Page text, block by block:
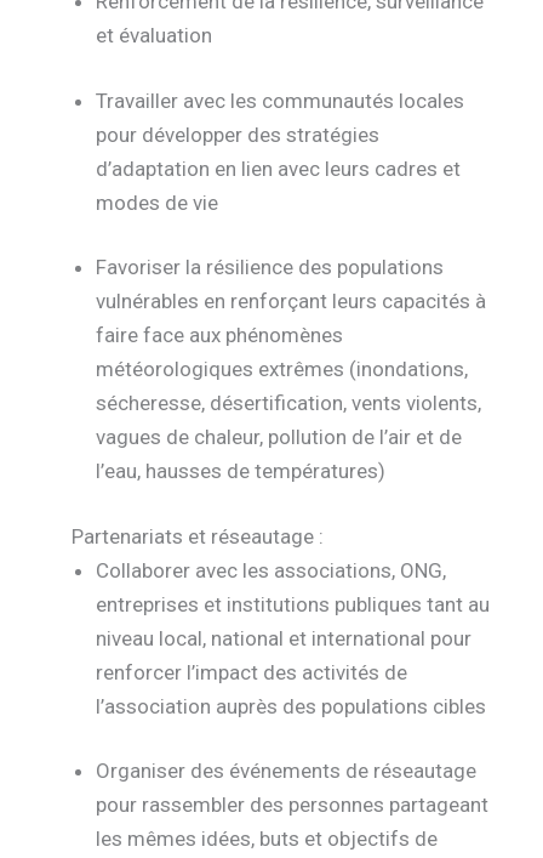
et évaluation
Travailler avec les communautés locales
pour développer des stratégies
d’adaptation en lien avec leurs cadres et
modes de vie
Favoriser la résilience des populations
vulnérables en renforçant leurs capacités à
faire face aux phénomènes
météorologiques extrêmes (inondations,
sécheresse, désertification, vents violents,
vagues de chaleur, pollution de l’air et de
l’eau, hausses de températures)
Partenariats et réseautage :
Collaborer avec les associations, ONG,
entreprises et institutions publiques tant au
niveau local, national et international pour
renforcer l’impact des activités de
l’association auprès des populations cibles
Organiser des événements de réseautage
pour rassembler des personnes partageant
les mêmes idées, buts et objectifs de